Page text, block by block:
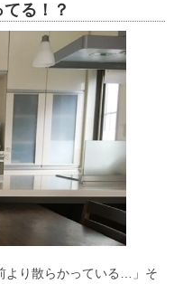
る！？
より散らかっている…」そ